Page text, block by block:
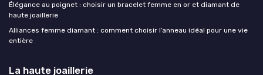
Élégance au poignet : choisir un bracelet femme en or et diamant de
haute joaillerie
Alliances femme diamant : comment choisir l’anneau idéal pour une vie
entière
La haute joaillerie